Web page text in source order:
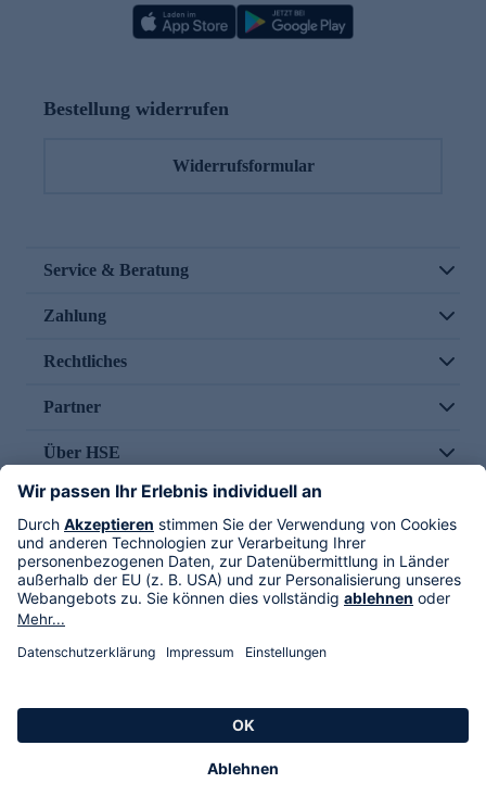
Bestellung widerrufen
Widerrufsformular
Service & Beratung
Zahlung
Rechtliches
Partner
Über HSE
Im TV
HSE International